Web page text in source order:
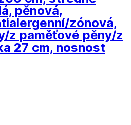
pěnová,
zónová,
z paměťové pěny/z
27 cm, nosnost